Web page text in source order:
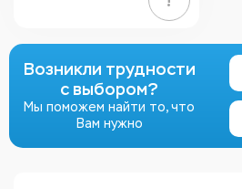
Возникли трудности
с выбором?
Мы поможем найти то, что
Вам нужно